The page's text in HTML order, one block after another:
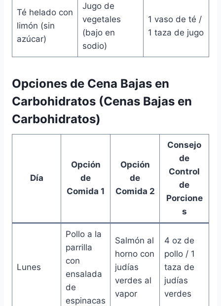
Té helado con
limón (sin
azúcar)
Jugo de
vegetales
(bajo en
sodio)
1 vaso de té /
1 taza de jugo
Opciones de Cena Bajas en
Carbohidratos (Cenas Bajas en
Carbohidratos)
Día
Opción
de
Comida 1
Opción
de
Comida 2
Consejo
de
Control
de
Porcione
s
Lunes
Pollo a la
parrilla
con
ensalada
de
espinacas
Salmón al
horno con
judías
verdes al
vapor
4 oz de
pollo / 1
taza de
judías
verdes